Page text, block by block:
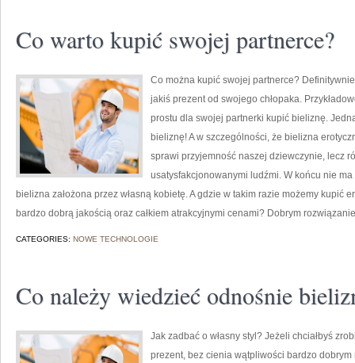
Co warto kupić swojej partnerce?
Co można kupić swojej partnerce?
jakiś prezent od swojego chłopaka.
prostu dla swojej partnerki kupić bieliznę.
bieliznę! A w szczególności, że bielizna
sprawi przyjemność naszej dziewczynie, lecz
usatysfakcjonowanymi ludźmi. W końcu nie
bielizna założona przez własną kobietę. A gdzie w takim razie możemy kupić
bardzo dobrą jakością oraz całkiem atrakcyjnymi cenami? Dobrym
CATEGORIES: NOWE TECHNOLOGIE
Co należy wiedzieć odnośnie
Jak zadbać o własny styl? Jeżeli chciałbyś
prezent, bez cienia wątpliwości bardzo